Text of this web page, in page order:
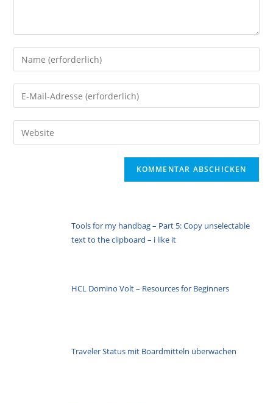
Gib
deinen
Namen
oder
zum
Kommentieren
Gib
deine
E-
Mail-
Gib
deine
Tools for my handbag – Part 5: Copy unselectable
text to the clipboard – i like it
HCL Domino Volt – Resources for Beginners
Traveler Status mit Boardmitteln überwachen